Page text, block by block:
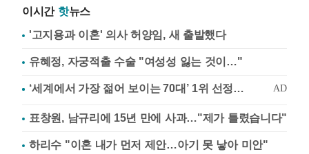
이시간 핫뉴스
'고지용과 이혼' 의사 허양임, 새 출발했다
유혜정, 자궁적출 수술 "여성성 잃는 것이…"
표창원, 남규리에 15년 만에 사과…"제가 틀렸습니다"
하리수 "이혼 내가 먼저 제안…아기 못 낳아 미안"